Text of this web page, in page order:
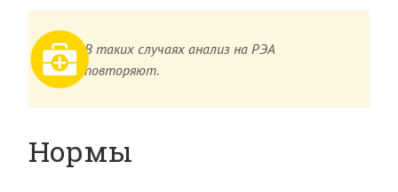
В таких случаях анализ на РЭА
повторяют.
Нормы